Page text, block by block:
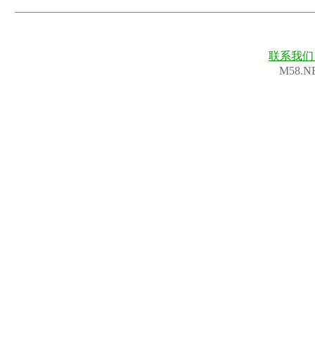
联系我